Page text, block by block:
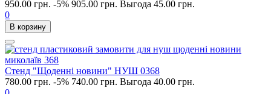
950.00 грн. -5% 905.00 грн. Выгода 45.00 грн.
0
В корзину
Стенд "Щоденні новини" НУШ 0368
780.00 грн. -5% 740.00 грн. Выгода 40.00 грн.